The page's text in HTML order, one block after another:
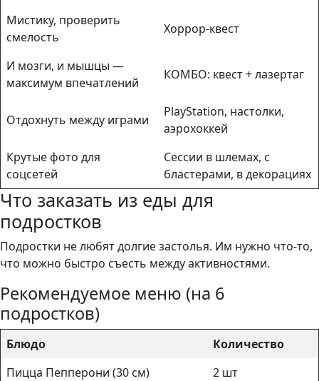
Мистику, проверить
смелость
Хоррор-квест
И мозги, и мышцы —
максимум впечатлений
КОМБО: квест + лазертаг
Отдохнуть между играми
PlayStation, настолки,
аэрохоккей
Крутые фото для
соцсетей
Сессии в шлемах, с
бластерами, в декорациях
Что заказать из еды для
подростков
Подростки не любят долгие застолья. Им нужно что-то,
что можно быстро съесть между активностями.
Рекомендуемое меню (на 6
подростков)
Блюдо
Количество
Пицца Пепперони (30 см)
2 шт